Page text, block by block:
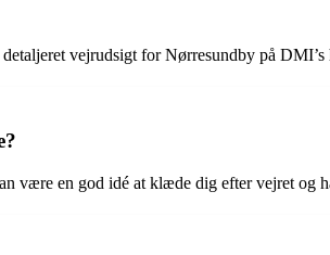
vejrudsigt for Nørresundby på DMI’s
være en god idé at klæde dig efter vejret og